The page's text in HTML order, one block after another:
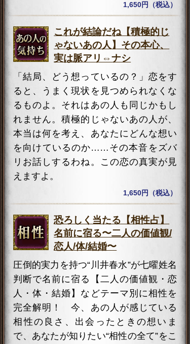
1,650円（税込）
これが結論だね【積極的じ
ゃないあの人】その本心、
実は脈アリ⇔ナシ
「結局、どう想っているの？」恋をす
ると、うまく現状を見つめられなくな
るものよ。それはあの人も同じかもし
れません。積極的じゃないあの人が、
本当は何を考え、あなたにどんな想い
を向けているのか……その本音をズバ
リお話しするわね。この恋の真実が見
えますよ。
1,650円（税込）
恐ろしく当たる【相性占】
名前に宿る〜二人の価値観/
恋人/体/結婚〜
圧倒的実力を持つ“川井春水”が七曜姓名
判断で名前に宿る【二人の価値観・恋
人・体・結婚】などテーマ別に相性を
完全解明！ 今、あの人が感じている
相性の良さ、出会ったときの想いま
で、あなたが知りたい“相性の全て”をこ